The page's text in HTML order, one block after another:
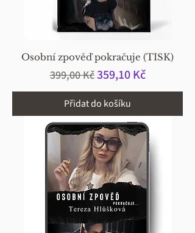
Osobní zpověď pokračuje (TISK)
Běžná cena
399,00 KčZvýhodněná cena
359,10 Kč
Přidat do košíku